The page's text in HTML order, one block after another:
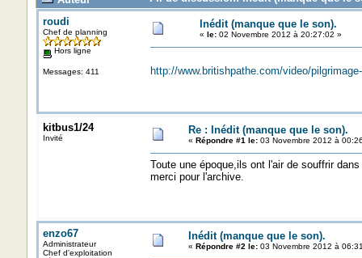
roudi
Chef de planning
Hors ligne
Messages: 411
Inédit (manque que le son).
« le:02 Novembre 2012 à 20:27:02 »
http://www.britishpathe.com/video/
kitbus1/24
Invité
Re : Inédit (manque que le son).
« Répondre #1 le:03 Novembre 2012 à
Toute une époque,ils ont l'air de souffrir
merci pour l'archive.
enzo67
Administrateur
Chef d'exploitation
Inédit (manque que le son).
« Répondre #2 le:03 Novembre 2012 à